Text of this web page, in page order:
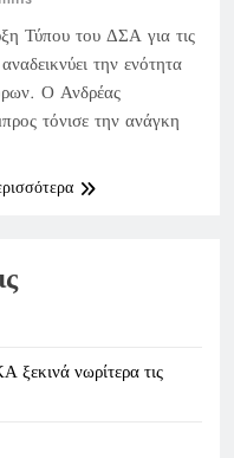
Τύπου του ΔΣΑ για τις
την ενότητα
Ο Ανδρέας
τόνισε την ανάγκη
νωρίτερα τις